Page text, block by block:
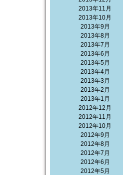
2013年11月
2013年10月
2013年9月
2013年8月
2013年7月
2013年6月
2013年5月
2013年4月
2013年3月
2013年2月
2013年1月
2012年12月
2012年11月
2012年10月
2012年9月
2012年8月
2012年7月
2012年6月
2012年5月